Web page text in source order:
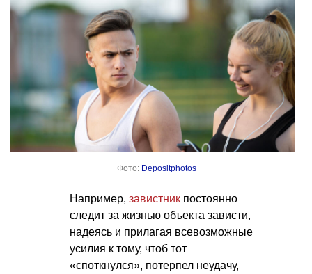
Фото: Depositphotos
Например, завистник постоянно
следит за жизнью объекта зависти,
надеясь и прилагая всевозможные
усилия к тому, чтоб тот
«споткнулся», потерпел неудачу,